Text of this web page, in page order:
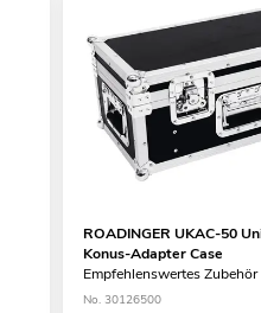
ROADINGER UKAC-50
Konus-Adapter Case
Empfehlenswertes Zubehör
No. 30126500